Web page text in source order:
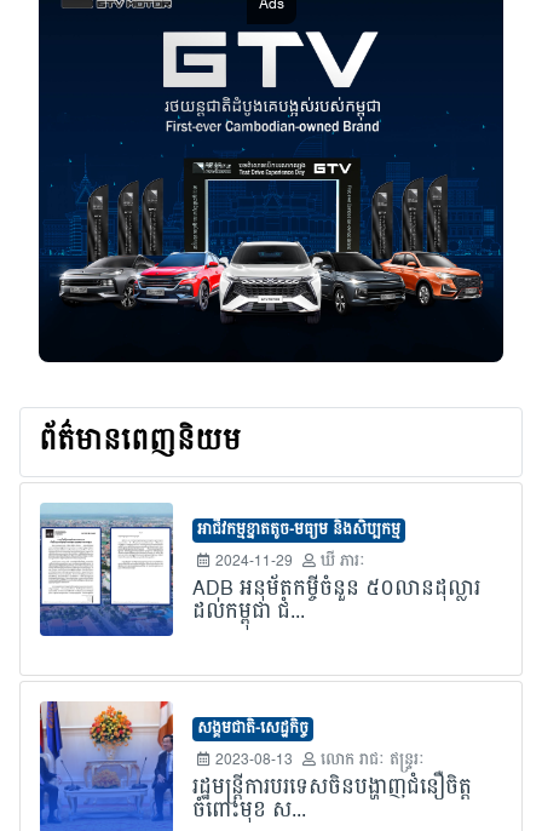
ព័ត៌មានពេញនិយម
អាជីវកម្មខ្នាតតូច-មធ្យម និងសិប្បកម្ម
2024-11-29
ឃី ភារៈ
ADB អនុម័តកម្ចីចំនួន ៥០លានដុល្លារ
ដល់កម្ពុជា ជំ...
សង្គមជាតិ-សេដ្ឋកិច្ច
2023-08-13
លោក​ រាជៈ ឥន្រ្ទរៈ
រដ្ឋមន្រ្តីការបរទេសចិនបង្ហាញជំនឿចិត្ត
ចំពោះមុខ ស...